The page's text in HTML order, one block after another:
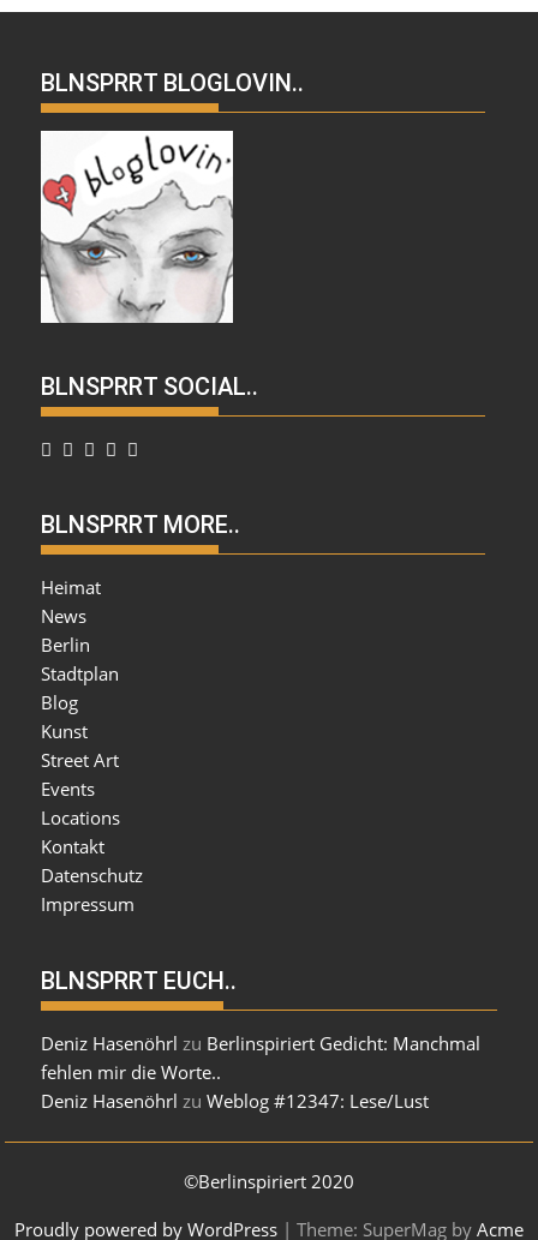
BLNSPRRT BLOGLOVIN..
BLNSPRRT SOCIAL..
BLNSPRRT MORE..
Heimat
News
Berlin
Stadtplan
Blog
Kunst
Street Art
Events
Locations
Kontakt
Datenschutz
Impressum
BLNSPRRT EUCH..
Deniz Hasenöhrl zu Berlinspiriert Gedicht: Manchmal
fehlen mir die Worte..
Deniz Hasenöhrl zuWeblog #12347: Lese/Lust
©Berlinspiriert 2020
Proudly powered by WordPress | Theme: SuperMag by Acme